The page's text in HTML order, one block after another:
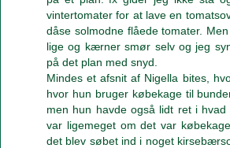
vintertomater for at lave en
dåse solmodne flåede tomater.
lige og kærner smør selv og jeg
på det plan med snyd.
Mindes et afsnit af Nigella bites,
hvor hun bruger købekage til
men hun havde også lidt ret i
var ligemeget om det var
det blev søbet ind i noget